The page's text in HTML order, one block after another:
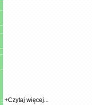
+Czytaj więcej...